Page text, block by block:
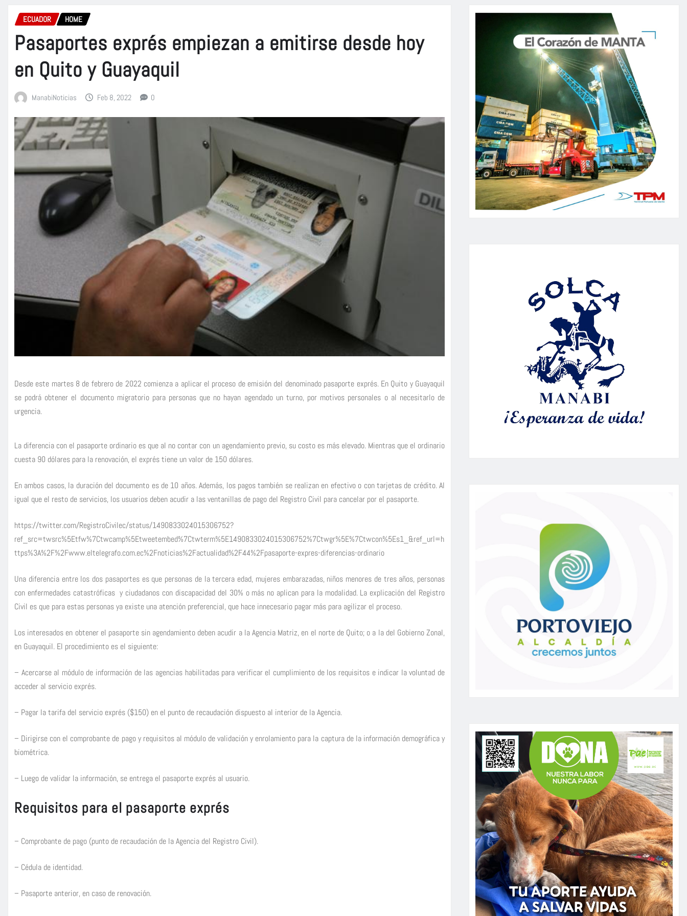
ECUADOR HOME
Pasaportes exprés empiezan a emitirse desde hoy
en Quito y Guayaquil
ManabiNoticias Feb 8, 2022 0
Desde este martes 8 de febrero de 2022 comienza a aplicar el proceso de emisión del denominado pasaporte exprés. En Quito y Guayaquil
se podrá obtener el documento migratorio para personas que no hayan agendado un turno, por motivos personales o al necesitarlo de
urgencia.
La diferencia con el pasaporte ordinario es que al no contar con un agendamiento previo, su costo es más elevado. Mientras que el ordinario
cuesta 90 dólares para la renovación, el exprés tiene un valor de 150 dólares.
En ambos casos, la duración del documento es de 10 años. Además, los pagos también se realizan en efectivo o con tarjetas de crédito. Al
igual que el resto de servicios, los usuarios deben acudir a las ventanillas de pago del Registro Civil para cancelar por el pasaporte.
https://twitter.com/RegistroCivilec/status/1490833024015306752?
ref_src=twsrc%5Etfw%7Ctwcamp%5Etweetembed%7Ctwterm%5E1490833024015306752%7Ctwgr%5E%7Ctwcon%5Es1_&ref_url=h
ttps%3A%2F%2Fwww.eltelegrafo.com.ec%2Fnoticias%2Factualidad%2F44%2Fpasaporte-expres-diferencias-ordinario
Una diferencia entre los dos pasaportes es que personas de la tercera edad, mujeres embarazadas, niños menores de tres años, personas
con enfermedades catastróficas y ciudadanos con discapacidad del 30% o más no aplican para la modalidad. La explicación del Registro
Civil es que para estas personas ya existe una atención preferencial, que hace innecesario pagar más para agilizar el proceso.
Los interesados en obtener el pasaporte sin agendamiento deben acudir a la Agencia Matriz, en el norte de Quito; o a la del Gobierno Zonal,
en Guayaquil. El procedimiento es el siguiente:
– Acercarse al módulo de información de las agencias habilitadas para verificar el cumplimiento de los requisitos e indicar la voluntad de
acceder al servicio exprés.
– Pagar la tarifa del servicio exprés ($150) en el punto de recaudación dispuesto al interior de la Agencia.
– Dirigirse con el comprobante de pago y requisitos al módulo de validación y enrolamiento para la captura de la información demográfica y
biométrica.
– Luego de validar la información, se entrega el pasaporte exprés al usuario.
Requisitos para el pasaporte exprés
– Comprobante de pago (punto de recaudación de la Agencia del Registro Civil).
– Cédula de identidad.
– Pasaporte anterior, en caso de renovación.